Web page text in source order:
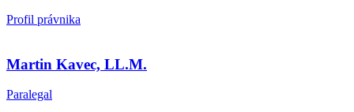
Profil právnika
Martin Kavec, LL.M.
Paralegal